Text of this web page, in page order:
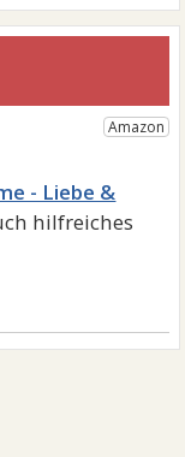
- Liebe &